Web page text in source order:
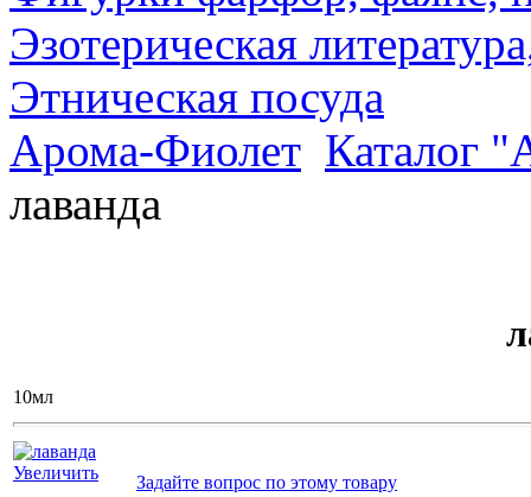
Эзотерическая
Этническая посуда
Арома-Фиолет Каталог
лаванда
10мл
Увеличить Задайте вопрос по этому товару